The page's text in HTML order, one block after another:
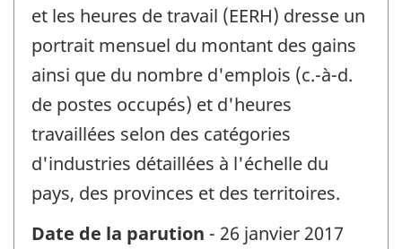
et les heures de travail (EERH) dresse un
portrait mensuel du montant des gains
ainsi que du nombre d'emplois (c.-à-d.
de postes occupés) et d'heures
travaillées selon des catégories
d'industries détaillées à l'échelle du
pays, des provinces et des territoires.
Date de la parution - 26 janvier 2017